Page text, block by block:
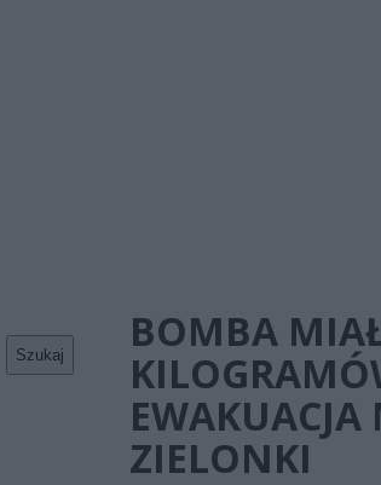
Szukaj
BOMBA
ZIELONKI